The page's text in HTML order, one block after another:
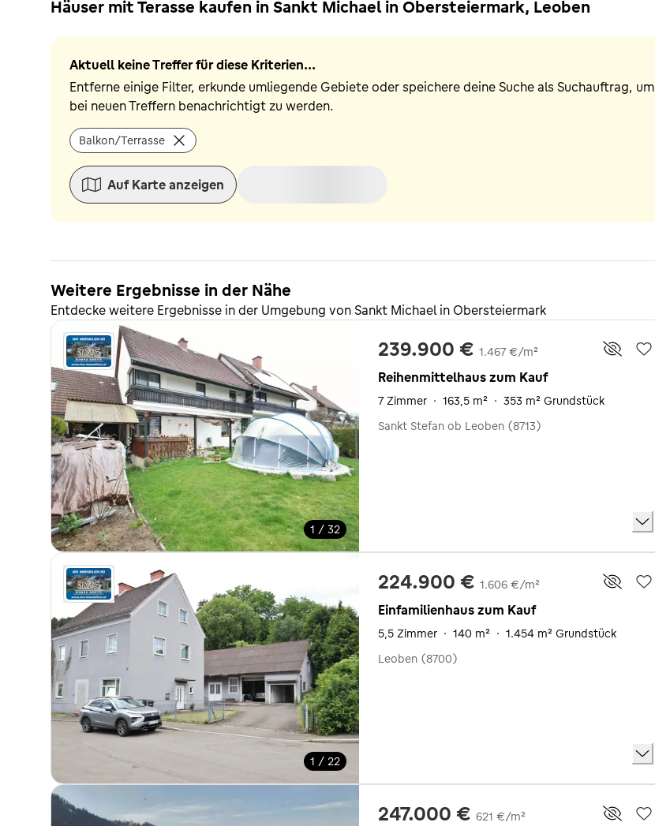
Häuser mit Terasse kaufen in Sankt Michael in Obersteiermark, Leoben
Aktuell keine Treffer für diese Kriterien...
Entferne einige Filter, erkunde umliegende Gebiete oder speichere deine Suche als Suchauftrag, um
bei neuen Treffern benachrichtigt zu werden.
Balkon/Terrasse
Auf Karte anzeigen
Weitere Ergebnisse in der Nähe
Entdecke weitere Ergebnisse in der Umgebung von Sankt Michael in Obersteiermark
1 / 32
239.900 € 1.467 €/m²
Reihenmittelhaus zum Kauf
7 Zimmer · 163,5 m² · 353 m² Grundstück
Sankt Stefan ob Leoben (8713)
1 / 22
224.900 € 1.606 €/m²
Einfamilienhaus zum Kauf
5,5 Zimmer · 140 m² · 1.454 m² Grundstück
Leoben (8700)
247.000 € 621 €/m²